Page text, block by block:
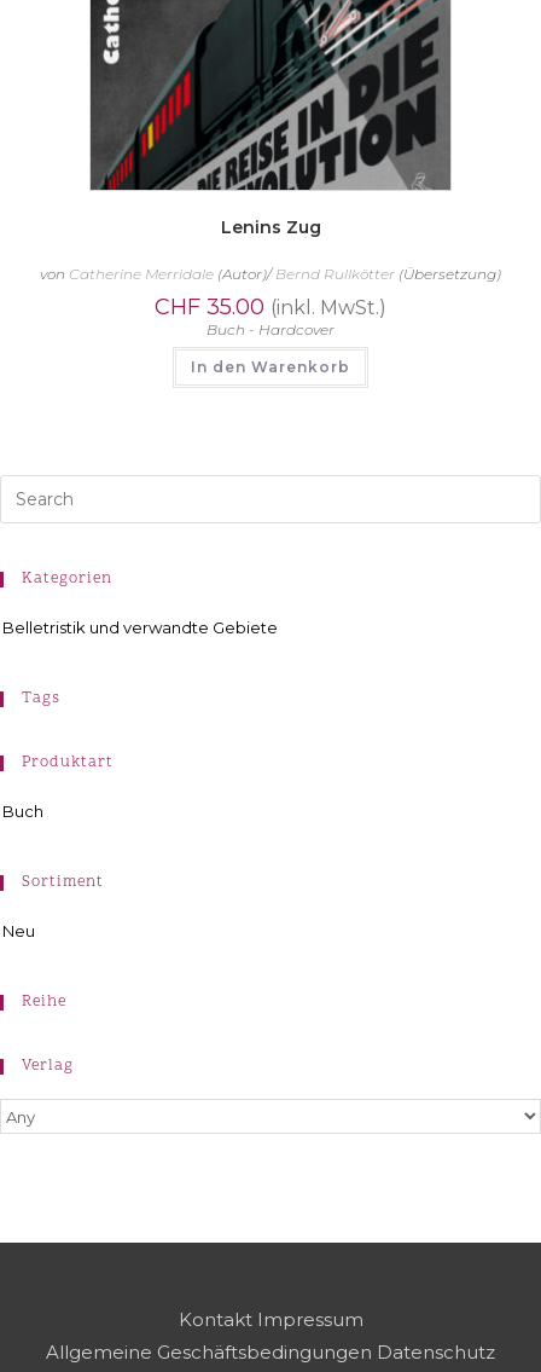
Lenins Zug
von Catherine Merridale (Autor)/Bernd Rullkötter (Übersetzung)
CHF 35.00 (inkl. MwSt.)
Buch - Hardcover
In den Warenkorb
Kategorien
Belletristik und verwandte Gebiete
Tags
Produktart
Buch
Sortiment
Neu
Reihe
Verlag
Kontakt Impressum
Allgemeine Geschäftsbedingungen Datenschutz